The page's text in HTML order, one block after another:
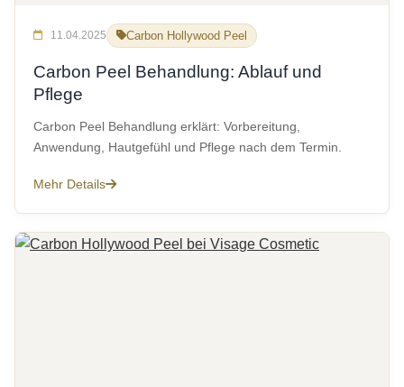
11.04.2025 Carbon Hollywood Peel
Carbon Peel Behandlung: Ablauf und
Pflege
Carbon Peel Behandlung erklärt: Vorbereitung,
Anwendung, Hautgefühl und Pflege nach dem Termin.
Mehr Details